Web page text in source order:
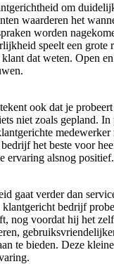
om
waarderen het
worden
speelt een
dat weten. Open
ook dat je
niet zoals gepland.
medewerker
het beste voor
ervaring alsnog positief.
gaat verder dan
bedrijf
nog voordat hij het
te bieden. Deze